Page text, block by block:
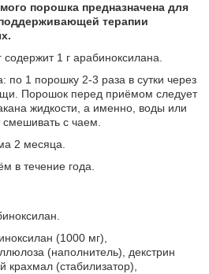
порошка предназначена для
терапии
1 г арабиноксилана.
по 1 порошку 2-3 раза в сутки через
Порошок перед приёмом следует
жидкости, а именно, воды или
с чаем.
2 месяца.
в течение года.
(1000 мг),
(наполнитель), декстрин
крахмал (стабилизатор),